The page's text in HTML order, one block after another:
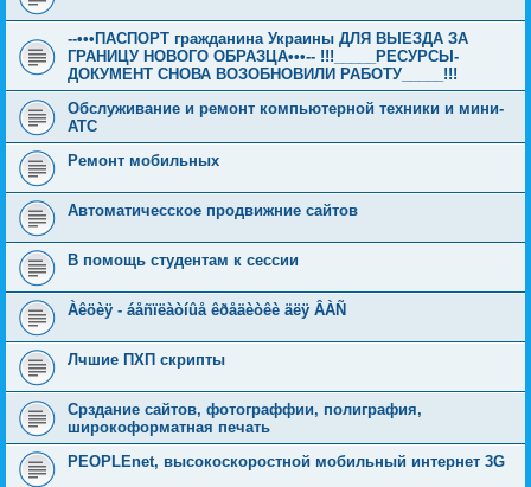
--•••ПАСПОРТ гражданина Украины ДЛЯ ВЫЕЗДА ЗА
ГРАНИЦУ НОВОГО ОБРАЗЦА•••-- !!!_____РЕСУРСЫ-
ДОКУМЕНТ СНОВА ВОЗОБНОВИЛИ РАБОТУ_____!!!
Обслуживание и ремонт компьютерной техники и мини-
АТС
Ремонт мобильных
Автоматичесское продвижние сайтов
В помощь студентам к сессии
Àêöèÿ - áåñïëàòíûå êðåäèòêè äëÿ ÂÀÑ
Лчшие ПХП скрипты
Срздание сайтов, фотограффии, полиграфия,
широкоформатная печать
PEOPLEnet, высокоскоростной мобильный интернет 3G